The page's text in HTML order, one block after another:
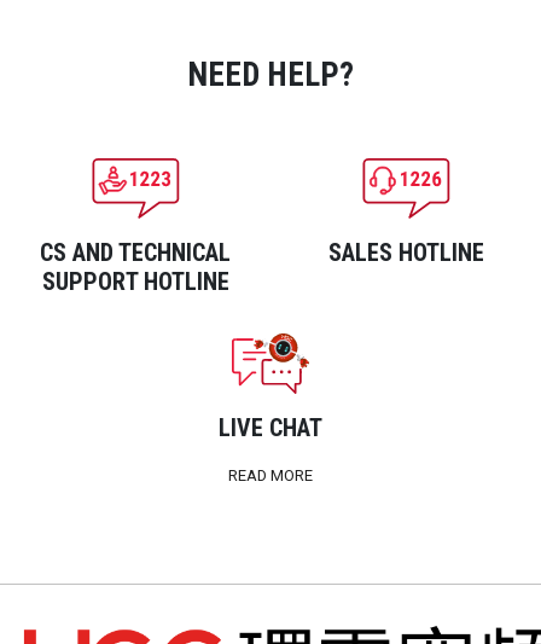
NEED HELP?
CS AND TECHNICAL
SUPPORT HOTLINE
SALES HOTLINE
LIVE CHAT
READ MORE